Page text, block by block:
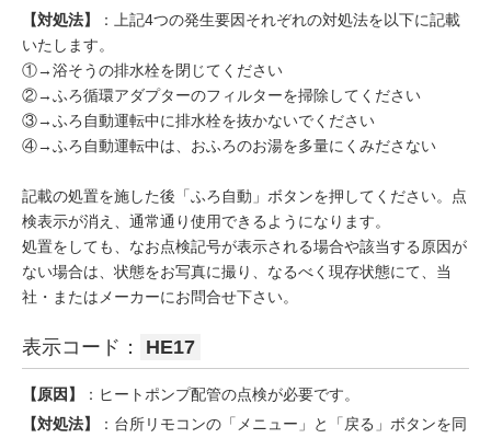
【対処法】
：上記4つの発生要因それぞれの対処法を以下に記載
いたします。
①→浴そうの排水栓を閉じてください
②→ふろ循環アダプターのフィルターを掃除してください
③→ふろ自動運転中に排水栓を抜かないでください
④→ふろ自動運転中は、おふろのお湯を多量にくみださない
記載の処置を施した後「ふろ自動」ボタンを押してください。点
検表示が消え、通常通り使用できるようになります。
処置をしても、なお点検記号が表示される場合や該当する原因が
ない場合は、状態をお写真に撮り、なるべく現存状態にて、当
社・またはメーカーにお問合せ下さい。
表示コード： HE17
【原因】
：ヒートポンプ配管の点検が必要です。
【対処法】
：台所リモコンの「メニュー」と「戻る」ボタンを同